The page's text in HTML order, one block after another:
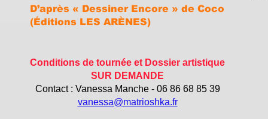
D’après « Dessiner Encore » de Coco
(Éditions LES ARÈNES)
Conditions de tournée et Dossier artistique
SUR DEMANDE
Contact : Vanessa Manche - 06 86 68 85 39
vanessa@matrioshka.fr